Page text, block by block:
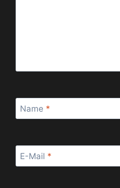
Name *
E-Mail *